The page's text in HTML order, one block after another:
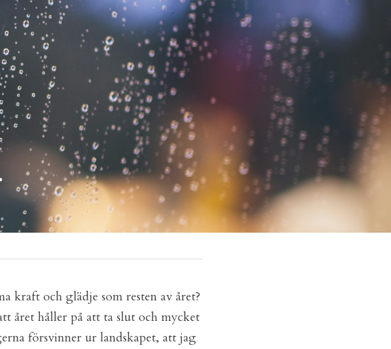
kraft och glädje som resten av året?
året håller på att ta slut och mycket
försvinner ur landskapet, att jag